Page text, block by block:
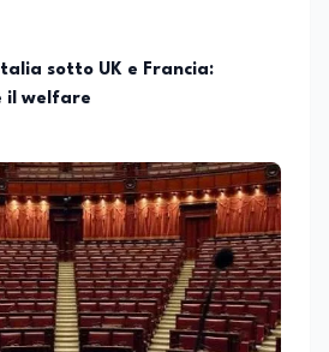
programmi di valorizzazione
e di promozione territoriale. In
ho collaborato con testate
e regionali, in particolare
Nero. Ho partecipato al volume
edito dalla Fondazione
e da Giubilei Regnani editore sui
dalla fondazione di Alleanza
stato
parlamentare
di legge di bilancio e di
agroalimentari con particolare
sotto UK e Francia:
il welfare